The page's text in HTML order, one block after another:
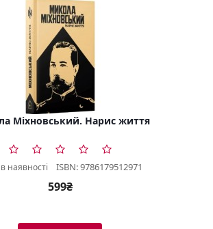
Міхновський. Нарис життя
наявності ISBN: 9786179512971
599₴